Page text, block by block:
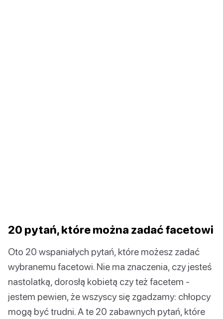
20 pytań, które można zadać facetowi
Oto 20 wspaniałych pytań, które możesz zadać
wybranemu facetowi. Nie ma znaczenia, czy jesteś
nastolatką, dorosłą kobietą czy też facetem -
jestem pewien, że wszyscy się zgadzamy: chłopcy
mogą być trudni. A te 20 zabawnych pytań, które